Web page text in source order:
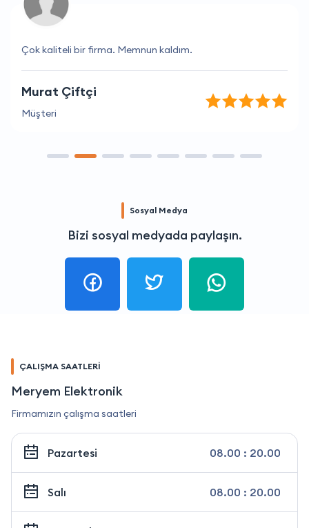
Çok kaliteli bir firma. Memnun kaldım.
Murat Çiftçi
Müşteri
Sosyal Medya
Bizi sosyal medyada paylaşın.
ÇALIŞMA SAATLERİ
Meryem Elektronik
Firmamızın çalışma saatleri
Pazartesi 08.00 : 20.00
Salı 08.00 : 20.00